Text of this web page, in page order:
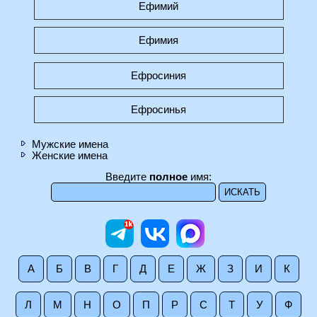
Ефимий
Ефимия
Ефросиния
Ефросинья
Мужские имена
Женские имена
Введите полное имя:
А Б В Г Д Е Ж З И К
Л М Н О П Р С Т У Ф